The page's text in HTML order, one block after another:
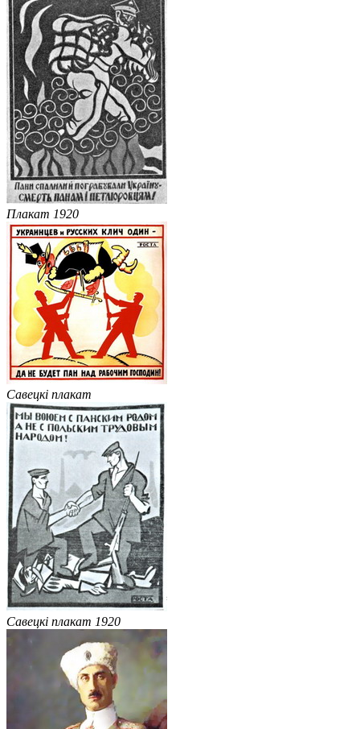
Плакат 1920
Савецкі плакат
Савецкі плакат 1920